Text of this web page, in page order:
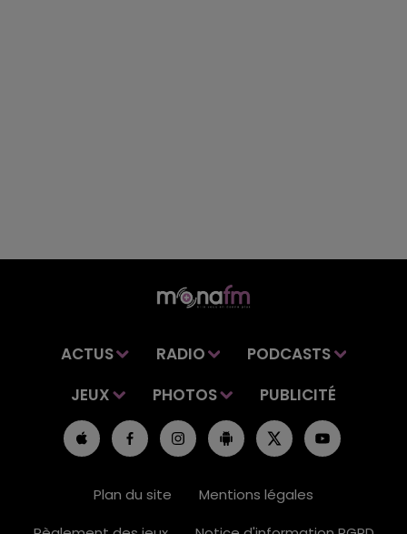
ACTUS RADIO
PODCASTS
JEUX
PHOTOS PUBLICITÉ
Plan du site
Mentions légales